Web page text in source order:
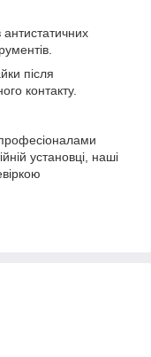
після
контакту.
установці, наші